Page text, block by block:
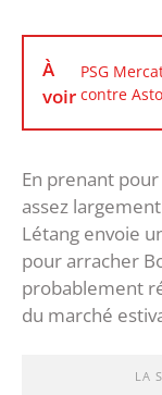
À
voir
PSG
contre
En prenant
assez
Létang envoie
pour arracher
probablement
du marché
LA